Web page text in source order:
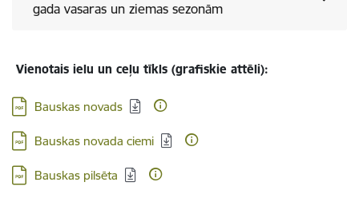
gada vasaras un ziemas sezonām
Vienotais ielu un ceļu tīkls (grafiskie attēli):
Lejupielādēt:
Bauskas novads
Lejupielādēt:
Bauskas novada ciemi
Lejupielādēt:
Bauskas pilsēta